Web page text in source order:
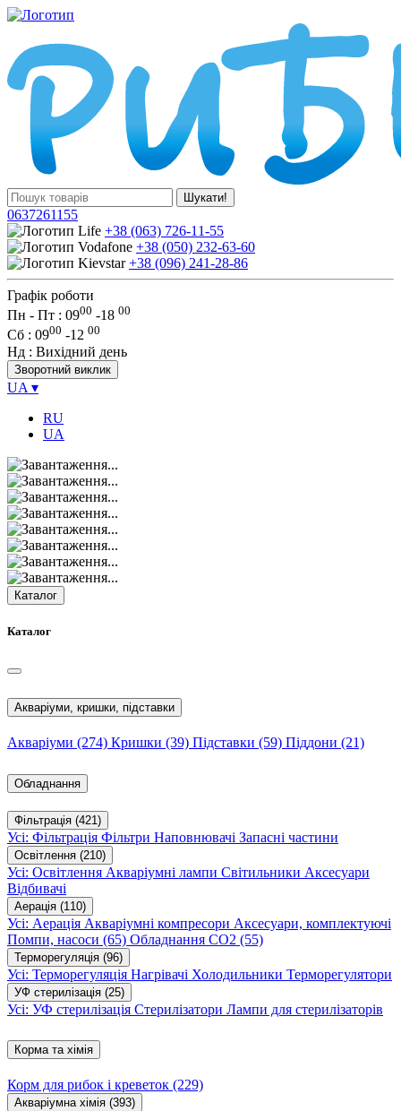
Шукати!
0637261155
+38 (063) 726-11-55
+38 (050) 232-63-60
+38 (096) 241-28-86
Графік роботи
Пн - Пт : 0900 -18 00
Сб : 0900 -12 00
Нд : Вихідний день
Зворотний виклик
UA ▾
RU
UA
Каталог
Каталог
Акваріуми, кришки, підставки
Акваріуми (274) Кришки (39) Підставки (59) Піддони (21)
Обладнання
Фільтрація (421)
Усі: Фільтрація Фільтри Наповнювачі Запасні частини
Освітлення (210)
Усі: Освітлення Акваріумні лампи Світильники Аксесуари
Відбивачі
Аерація (110)
Усі: Аерація Акваріумні компресори Аксесуари, комплектуючі
Помпи, насоси (65) Обладнання CO2 (55)
Терморегуляція (96)
Усі: Терморегуляція Нагрівачі Холодильники Терморегулятори
УФ стерилізація (25)
Усі: УФ стерилізація Стерилізатори Лампи для стерилізаторів
Корма та хімія
Корм для рибок і креветок (229)
Акваріумна хімія (393)